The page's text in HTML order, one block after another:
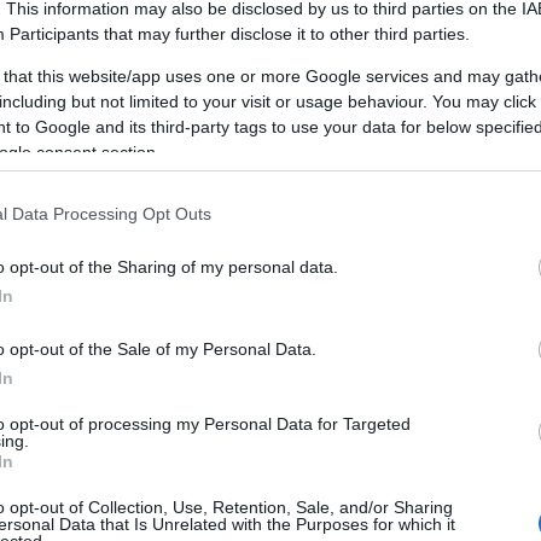
This information may also be disclosed by us to third parties on the
Participants that may further disclose it to other third parties.
that this website/app uses one or more Google services and may
but not limited to your visit or usage behaviour. You may
to Google and its third-party tags to use your data for below
consent section.
Data Processing Opt Outs
opt-out of the Sharing of my personal data.
opt-out of the Sale of my Personal Data.
opt-out of processing my Personal Data for Targeted
opt-out of Collection, Use, Retention, Sale, and/or Sharing
Data that Is Unrelated with the Purposes for which it
mutatja, milliméterben adják meg a gyártók
a gumiabroncs oldalfalának arányát mutatja a
képest
milyen felépítésű a gumiabroncs, az „R” jelöli a
gumiabroncs szerkezet manapság
(collban) adja meg a méretet
gumiabroncs maximális
gumi sebességi besorolása, itt látható, hogy a
A sebességindexek „Q” jelöléstől „Z”-
a jelölési rendszerben 10 km/óránként jutunk el a
sebességre optimalizált nyári gumit jelzi
is, amely a termékek oldalfalán látható DOT
álló sorozat, melynek
pedig a gyártás évét adja meg.[7]
gumik télen
optimális körülmények között tárolni. A lecserélt
tárolni, a két eljárás között azonban alapvető